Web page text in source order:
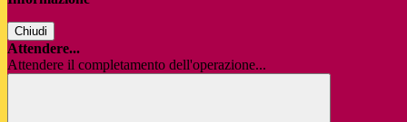
Chiudi
Attendere...
Attendere il completamento dell'operazione...